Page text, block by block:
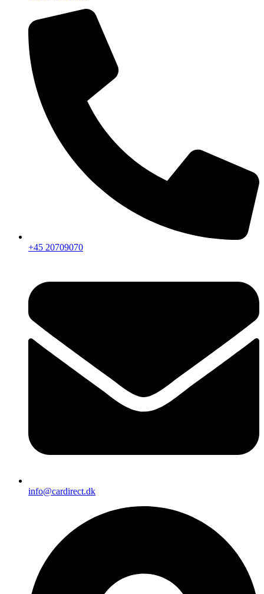
+45 20709070
info@cardirect.dk